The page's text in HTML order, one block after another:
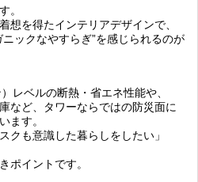
。
想を得たインテリアデザインで、
ックなやすらぎ”を感じられるのが
レベルの断熱・省エネ性能や、
など、タワーならではの防災面に
ます。
クも意識した暮らしをしたい」
ポイントです。